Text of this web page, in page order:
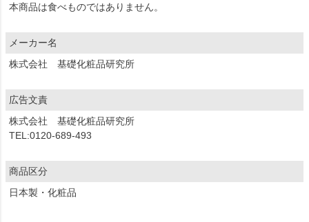
本商品は食べものではありません。
メーカー名
株式会社 基礎化粧品研究所
広告文責
株式会社 基礎化粧品研究所
TEL:0120-689-493
商品区分
日本製・化粧品